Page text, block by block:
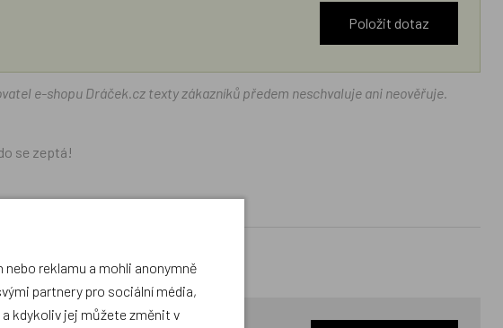
Položit dotaz
e-shopu Dráček.cz texty zákazníků předem neschvaluje ani neověřuje.
se zeptá!
reklamu a mohli anonymně
partnery pro sociální média,
kdykoliv jej můžete změnit v